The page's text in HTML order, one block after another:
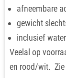
afneembare
gewicht
inclusief
Veelal op
en rood/wit. Zie